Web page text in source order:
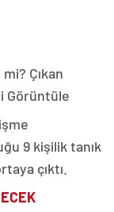
Çıkan
Görüntüle
9 kişilik tanık
çıktı.